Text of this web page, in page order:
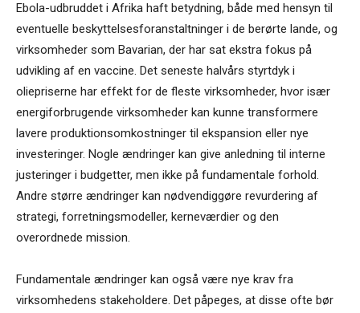
Ebola-udbruddet i Afrika haft betydning, både med hensyn til
eventuelle beskyttelsesforanstaltninger i de berørte lande, og
virksomheder som Bavarian, der har sat ekstra fokus på
udvikling af en vaccine. Det seneste halvårs styrtdyk i
oliepriserne har effekt for de fleste virksomheder, hvor især
energiforbrugende virksomheder kan kunne transformere
lavere produktionsomkostninger til ekspansion eller nye
investeringer. Nogle ændringer kan give anledning til interne
justeringer i budgetter, men ikke på fundamentale forhold.
Andre større ændringer kan nødvendiggøre revurdering af
strategi, forretningsmodeller, kerneværdier og den
overordnede mission.
Fundamentale ændringer kan også være nye krav fra
virksomhedens stakeholdere. Det påpeges, at disse ofte bør